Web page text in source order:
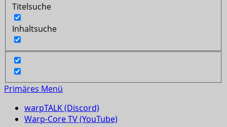
Titelsuche
Inhaltsuche
Primäres Menü
warpTALK (Discord)
Warp-Core TV (YouTube)